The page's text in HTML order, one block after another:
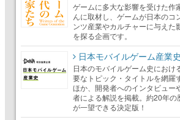
ゲームに多大な影響を受けた作
んに取材し、ゲームが日本のコ
ンツ産業やカルチャーに与えた
を探る企画です。
日本モバイルゲーム産業史
日本のモバイルゲーム史におけ
要なトピック・タイトルを網羅
ほか、開発者へのインタビュー
者による解説を掲載。約20年の
が一望できる決定版！